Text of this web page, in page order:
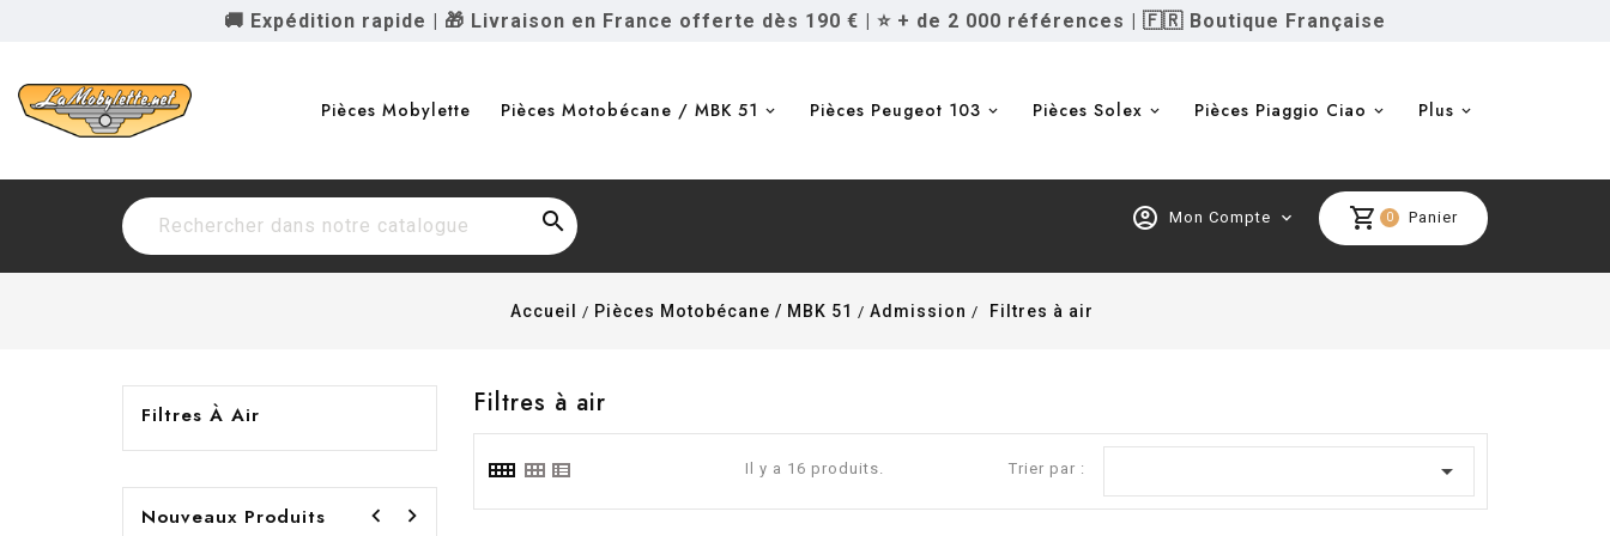
🚚 Expédition rapide | 🎁 Livraison en France offerte dès 190 € | ⭐ + de 2 000 références | 🇫🇷 Boutique Française
Pièces Mobylette Pièces Motobécane / MBK 51 Pièces Peugeot 103 Pièces Solex Pièces Piaggio Ciao Plus
 shopping_cart 0 Panier
account_circle Mon Compte expand_more
Accueil Pièces Motobécane / MBK 51 Admission Filtres à air
Filtres À Air
Nouveaux Produits  
Filtres à air
Il y a 16 produits. Trier par : 